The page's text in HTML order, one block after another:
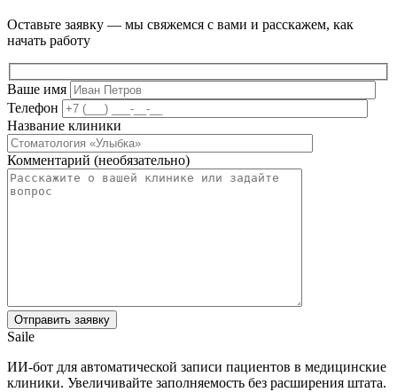
Оставьте заявку — мы свяжемся с вами и расскажем, как
начать работу
Ваше имя
Телефон
Название клиники
Комментарий (необязательно)
Saile
ИИ-бот для автоматической записи пациентов в медицинские
клиники. Увеличивайте заполняемость без расширения штата.